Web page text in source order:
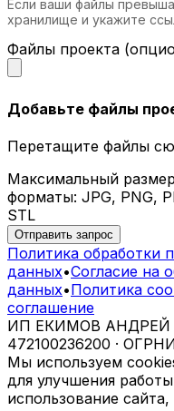
Торговые
элементы
зоны отдыха.
экспозиций или
объекты.
Почему выбирают
Креативность.
нестандартные
требовательных
Технологичность.
производства
качество
Экологичность.
окружающей
безопасные
проект
идей и
Если ваши файлы
хранилище и укажите
Файлы проекта
Добавьте файлы
Перетащите файлы
Максимальный
форматы: JPG, PNG,
STL
Отправить запрос
Политика обработки
данных•Согласие на
данных•Политика
соглашение
ИП ЕКИМОВ АНДРЕЙ
472100236200 ·
Мы используем
для улучшения
использование